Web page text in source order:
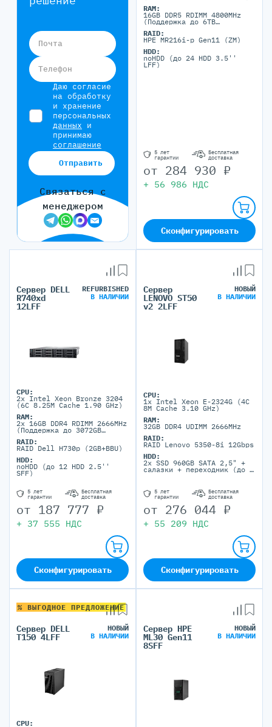
Почта
Телефон
Даю согласие
на обработку
и хранение
персональных
данных и
принимаю
соглашение
Отправить
Связаться с
менеджером
RAM:
16GB DDR5 RDIMM 4800MHz
(Поддержка до 6TB
портов)
RAID:
HPE MR216i-p Gen11 (ZM)
HDD:
noHDD (до 24 HDD 3.5''
LFF)
5 лет
гарантии
Бесплатная
доставка
от 284 930 ₽
+ 56 986 НДС
Сконфигурировать
Сервер DELL
R740xd
12LFF
REFURBISHED
В НАЛИЧИИ
CPU:
2x Intel Xeon Bronze 3204
(6C 8.25M Cache 1.90 GHz)
RAM:
2x 16GB DDR4 RDIMM 2666MHz
(Поддержка до 3072GB
портов)
RAID:
RAID Dell H730p (2GB+BBU)
HDD:
noHDD (до 12 HDD 2.5''
SFF)
5 лет
гарантии
Бесплатная
доставка
от 187 777 ₽
+ 37 555 НДС
Сконфигурировать
Сервер
LENOVO ST50
v2 2LFF
НОВЫЙ
В НАЛИЧИИ
CPU:
1x Intel Xeon E-2324G (4C
8M Cache 3.10 GHz)
RAM:
32GB DDR4 UDIMM 2666MHz
RAID:
RAID Lenovo 5350-8i 12Gbps
HDD:
2x SSD 960GB SAТА 2,5" +
салазки + переходник (до 2
5 лет
гарантии
Бесплатная
доставка
от 276 044 ₽
+ 55 209 НДС
Сконфигурировать
% ВЫГОДНОЕ ПРЕДЛОЖЕНИЕ
Сервер DELL
T150 4LFF
НОВЫЙ
В НАЛИЧИИ
CPU:
Сервер HPE
ML30 Gen11
8SFF
НОВЫЙ
В НАЛИЧИИ